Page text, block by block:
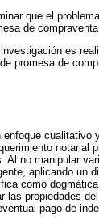
que el
de
es
promesa de
notarial
Al no manipular
aplicando un
como
las propiedades
pago de